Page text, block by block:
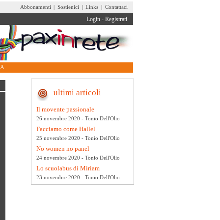
Abbonamenti | Sostienici | Links | Contattaci
Login - Registrati
ultimi articoli
Il movente passionale
26 novembre 2020 - Tonio Dell'Olio
Facciamo come Hallel
25 novembre 2020 - Tonio Dell'Olio
No women no panel
24 novembre 2020 - Tonio Dell'Olio
Lo scuolabus di Miriam
23 novembre 2020 - Tonio Dell'Olio